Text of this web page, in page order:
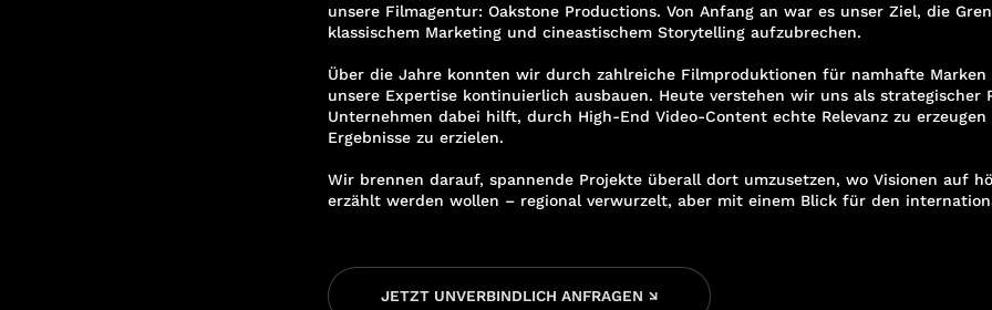
unsere Filmagentur: Oakstone Productions. Von Anfang an war es unser Ziel, die
klassischem Marketing und cineastischem Storytelling aufzubrechen.
Über die Jahre konnten wir durch zahlreiche Filmproduktionen für namhafte Marken
unsere Expertise kontinuierlich ausbauen. Heute verstehen wir uns als strategischer
Unternehmen dabei hilft, durch High-End Video-Content echte Relevanz zu erzeugen
Ergebnisse zu erzielen.
Wir brennen darauf, spannende Projekte überall dort umzusetzen, wo Visionen auf
erzählt werden wollen – regional verwurzelt, aber mit einem Blick für den
JETZT UNVERBINDLICH ANFRAGEN ↘